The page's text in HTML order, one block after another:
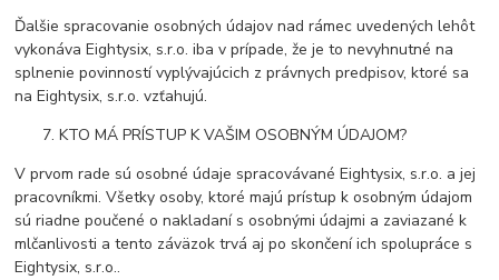
Ďalšie spracovanie osobných údajov nad rámec uvedených lehôt
vykonáva Eightysix, s.r.o. iba v prípade, že je to nevyhnutné na
splnenie povinností vyplývajúcich z právnych predpisov, ktoré sa
na Eightysix, s.r.o. vzťahujú.
KTO MÁ PRÍSTUP K VAŠIM OSOBNÝM ÚDAJOM?
V prvom rade sú osobné údaje spracovávané Eightysix, s.r.o. a jej
pracovníkmi. Všetky osoby, ktoré majú prístup k osobným údajom
sú riadne poučené o nakladaní s osobnými údajmi a zaviazané k
mlčanlivosti a tento záväzok trvá aj po skončení ich spolupráce s
Eightysix, s.r.o..